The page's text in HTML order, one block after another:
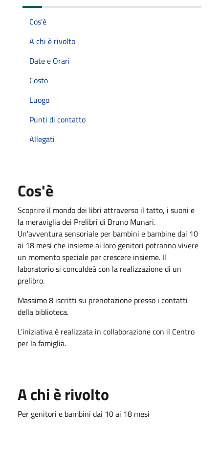
Cos'è
A chi è rivolto
Date e Orari
Costo
Luogo
Punti di contatto
Allegati
Cos'è
Scoprire il mondo dei libri attraverso il tatto, i suoni e
la meraviglia dei Prelibri di Bruno Munari.
Un'avventura sensoriale per bambini e bambine dai 10
ai 18 mesi che insieme ai loro genitori potranno vivere
un momento speciale per crescere insieme. Il
laboratorio si conculdeà con la realizzazione di un
prelibro.
Massimo 8 iscritti su prenotazione presso i contatti
della biblioteca.
L'iniziativa è realizzata in collaborazione con il Centro
per la famiglia.
A chi è rivolto
Per genitori e bambini dai 10 ai 18 mesi